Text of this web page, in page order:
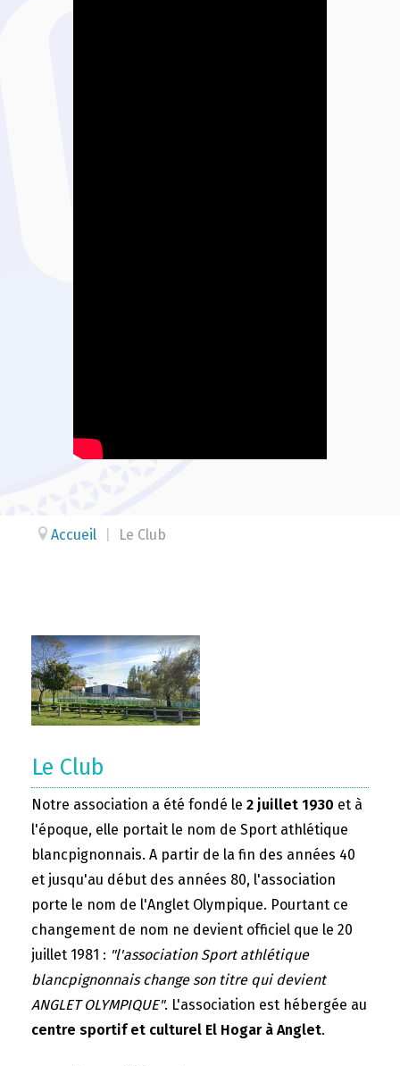
Accueil Le Club
Le Club
Notre association a été fondé le 2 juillet 1930 et à
l'époque, elle portait le nom de Sport athlétique
blancpignonnais. A partir de la fin des années 40
et jusqu'au début des années 80, l'association
porte le nom de l'Anglet Olympique. Pourtant ce
changement de nom ne devient officiel que le 20
juillet 1981 : "l'association Sport athlétique
blancpignonnais change son titre qui devient
ANGLET OLYMPIQUE". L'association est hébergée au
centre sportif et culturel El Hogar à Anglet.